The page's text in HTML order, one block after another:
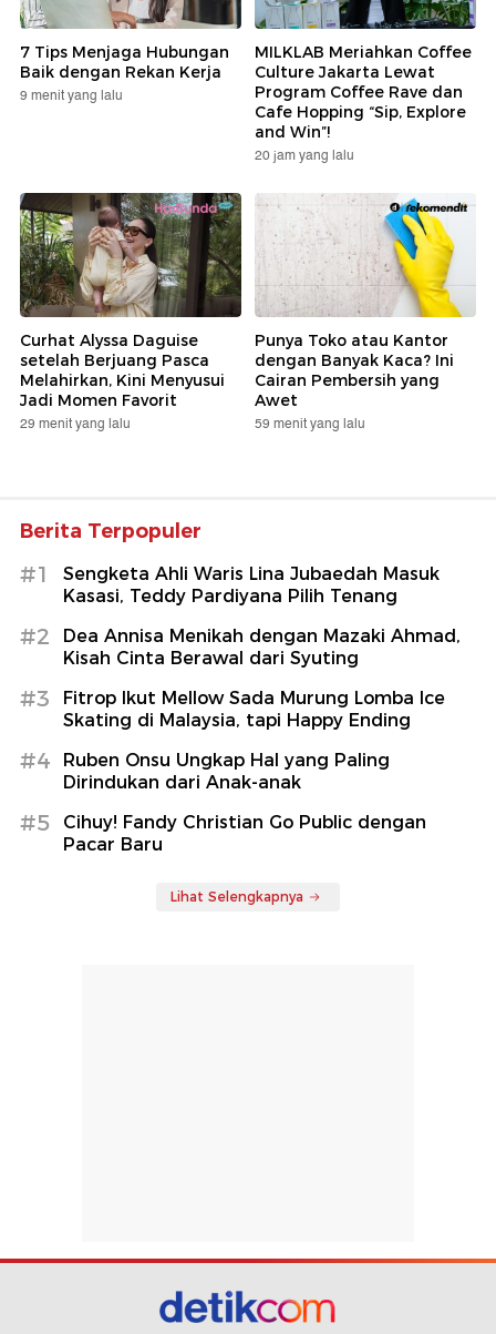
7 Tips Menjaga Hubungan
Baik dengan Rekan Kerja
9 menit yang lalu
MILKLAB Meriahkan Coffee
Culture Jakarta Lewat
Program Coffee Rave dan
Cafe Hopping “Sip, Explore
and Win”!
20 jam yang lalu
Curhat Alyssa Daguise
setelah Berjuang Pasca
Melahirkan, Kini Menyusui
Jadi Momen Favorit
29 menit yang lalu
Punya Toko atau Kantor
dengan Banyak Kaca? Ini
Cairan Pembersih yang
Awet
59 menit yang lalu
Berita Terpopuler
#1
Sengketa Ahli Waris Lina Jubaedah Masuk
Kasasi, Teddy Pardiyana Pilih Tenang
#2
Dea Annisa Menikah dengan Mazaki Ahmad,
Kisah Cinta Berawal dari Syuting
#3
Fitrop Ikut Mellow Sada Murung Lomba Ice
Skating di Malaysia, tapi Happy Ending
#4
Ruben Onsu Ungkap Hal yang Paling
Dirindukan dari Anak-anak
#5
Cihuy! Fandy Christian Go Public dengan
Pacar Baru
Lihat Selengkapnya